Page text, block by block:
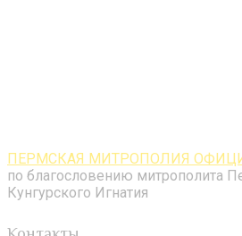
ПЕРМСКАЯ МИТРОПОЛИЯ
по благословению митрополита
Кунгурского Игнатия